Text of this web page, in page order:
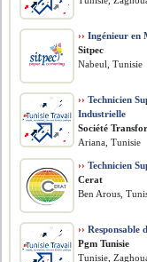
›› Ingénieur en
Sitpec
Nabeul, Tunisie
›› Technicien
Industrielle
Société
Ariana, Tunisie
›› Technicien
Cerat
Ben Arous,
›› Responsable
Pgm Tunisie
Tunisie,